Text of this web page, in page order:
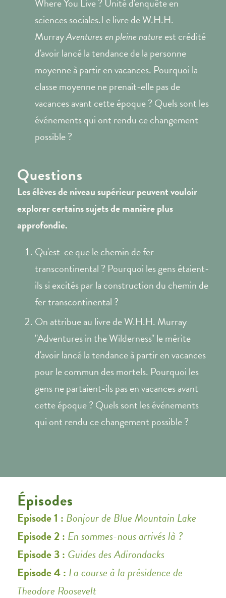
Where You Live ? Unité d'enquête en
sciences sociales.Le livre de W.H.H.
MurrayAventures en pleine natureest crédité
d'avoir lancé la tendance de la personne
moyenne à partir en vacances. Pourquoi la
classe moyenne ne prenait-elle pas de
vacances avant cette époque ? Quels sont les
événements qui ont rendu ce changement
possible ?
Questions
Les élèves de niveau supérieur peuvent vouloir
explorer certains sujets de manière plus
approfondie.
Qu'est-ce que le chemin de fer
transcontinental ? Pourquoi les gens étaient-
ils si excités par la construction du chemin de
fer transcontinental ?
On attribue au livre de W.H.H. Murray
"Adventures in the Wilderness" le mérite
d'avoir lancé la tendance à partir en vacances
pour le commun des mortels. Pourquoi les
gens ne partaient-ils pas en vacances avant
cette époque ? Quels sont les événements
qui ont rendu ce changement possible ?
Épisodes
Episode 1 : Bonjour de Blue Mountain Lake
Episode 2 : En sommes-nous arrivés là ?
Episode 3 : Guides des Adirondacks
Episode 4 : La course à la présidence de
Theodore Roosevelt